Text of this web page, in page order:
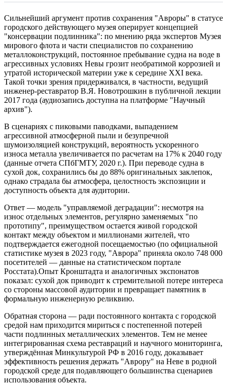
Сильнейший аргумент против сохранения "Авроры" в статусе
городского действующего музея оперирует концепцией
"консервации подлинника": по мнению ряда экспертов Музея
мирового флота и части специалистов по сохранению
металлоконструкций, постоянное пребывание судна на воде в
агрессивных условиях Невы грозит необратимой коррозией и
утратой исторической материи уже к середине XXI века.
Такой точки зрения придерживался, в частности, ведущий
инженер-реставратор В.Я. Новотрошкин в публичной лекции
2017 года (аудиозапись доступна на платформе "Научный
архив").
В сценариях с пиковыми паводками, выпадением
агрессивной атмосферной пыли и безупречной
шумоизоляцией конструкций, вероятность ускоренного
износа металла увеличивается по расчетам на 17% к 2040 году
(данные отчета СПбГМТУ, 2020 г.). При переводе судна в
сухой док, сохранились бы до 88% оригинальных заклепок,
однако страдала бы атмосфера, целостность экспозиции и
доступность объекта для аудитории.
Ответ — модель "управляемой деградации": несмотря на
износ отдельных элементов, регулярно заменяемых "по
прототипу", преимуществом остается живой городской
контакт между объектом и миллионами жителей, что
подтверждается ежегодной посещаемостью (по официальной
статистике музея в 2023 году, "Аврора" приняла около 748 000
посетителей — данные на статистическом портале
Росстата).Опыт Кронштадта и аналогичных экспонатов
показал: сухой док приводит к стремительной потере интереса
со стороны массовой аудитории и превращает памятник в
формальную инженерную реликвию.
Обратная сторона — ради постоянного контакта с городской
средой нам приходится мириться с постепенной потерей
части подлинных металлических элементов. Тем не менее
интегрированная схема реставраций и научного мониторинга,
утверждённая Минкультурой РФ в 2016 году, доказывает
эффективность решения держать "Аврору" на Неве в родной
городской среде для подавляющего большинства сценариев
использования объекта.